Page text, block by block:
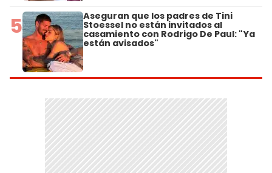
5 Aseguran que los padres de Tini
Stoessel no están invitados al
casamiento con Rodrigo De Paul: "Ya
están avisados"